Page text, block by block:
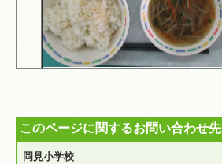
このページに関するお問い合わせ先
岡見小学校